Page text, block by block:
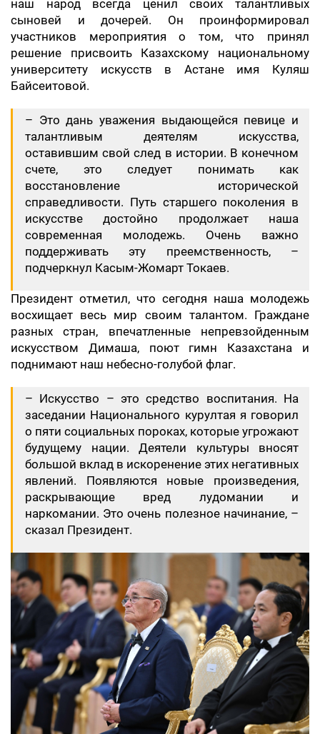
наш народ всегда ценил своих талантливых
сыновей и дочерей. Он проинформировал
участников мероприятия о том, что принял
решение присвоить Казахскому национальному
университету искусств в Астане имя Куляш
Байсеитовой.
– Это дань уважения выдающейся певице и
талантливым деятелям искусства,
оставившим свой след в истории. В конечном
счете, это следует понимать как
восстановление исторической
справедливости. Путь старшего поколения в
искусстве достойно продолжает наша
современная молодежь. Очень важно
поддерживать эту преемственность, –
подчеркнул Касым-Жомарт Токаев.
Президент отметил, что сегодня наша молодежь
восхищает весь мир своим талантом. Граждане
разных стран, впечатленные непревзойденным
искусством Димаша, поют гимн Казахстана и
поднимают наш небесно-голубой флаг.
– Искусство – это средство воспитания. На
заседании Национального курултая я говорил
о пяти социальных пороках, которые угрожают
будущему нации. Деятели культуры вносят
большой вклад в искоренение этих негативных
явлений. Появляются новые произведения,
раскрывающие вред лудомании и
наркомании. Это очень полезное начинание, –
сказал Президент.